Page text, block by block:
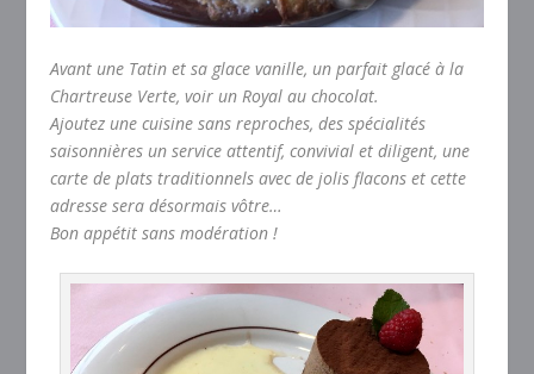
Avant une Tatin et sa glace vanille, un parfait glacé à la
Chartreuse Verte, voir un Royal au chocolat.
Ajoutez une cuisine sans reproches, des spécialités
saisonnières un service attentif, convivial et diligent, une
carte de plats traditionnels avec de jolis flacons et cette
adresse sera désormais vôtre…
Bon appétit sans modération !